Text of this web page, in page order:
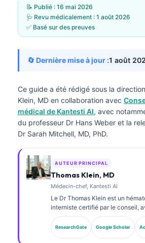
📝 Publié : 16 mai 2026
🩺 Revu médicalement : 1 août 2026
✅ Basé sur des preuves
🔄 Dernière mise à jour :1 août
Ce guide a été rédigé sous la
Klein, MD en collaboration avec
médical de Kantesti AI, avec
du professeur Dr Hans Weber et la
Dr Sarah Mitchell, MD, PhD.
AUTEUR PRINCIPAL
Thomas Klein, MD
Médecin-chef, Kantesti AI
Le Dr Thomas Klein est un
interniste certifié par le conseil,
d’expérience en médecine de
analyse clinique assistée par
directeur médical (Chief
ResearchGate Google Scholar